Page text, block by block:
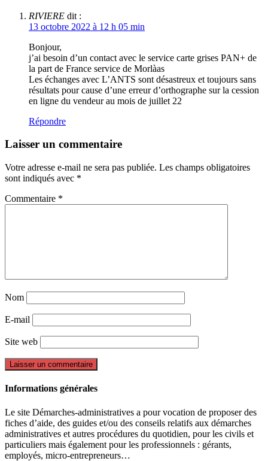
RIVIERE dit :
13 octobre 2022 à 12 h 05 min
Bonjour,
j’ai besoin d’un contact avec le service carte grises PAN+ de
la part de France service de Morlàas
Les échanges avec L’ANTS sont désastreux et toujours sans
résultats pour cause d’une erreur d’orthographe sur la cession
en ligne du vendeur au mois de juillet 22
Répondre
Laisser un commentaire
Votre adresse e-mail ne sera pas publiée. Les champs obligatoires
sont indiqués avec *
Commentaire *
Nom
E-mail
Site web
Informations générales
Le site Démarches-administratives a pour vocation de proposer des
fiches d’aide, des guides et/ou des conseils relatifs aux démarches
administratives et autres procédures du quotidien, pour les civils et
particuliers mais également pour les professionnels : gérants,
employés, micro-entrepreneurs…